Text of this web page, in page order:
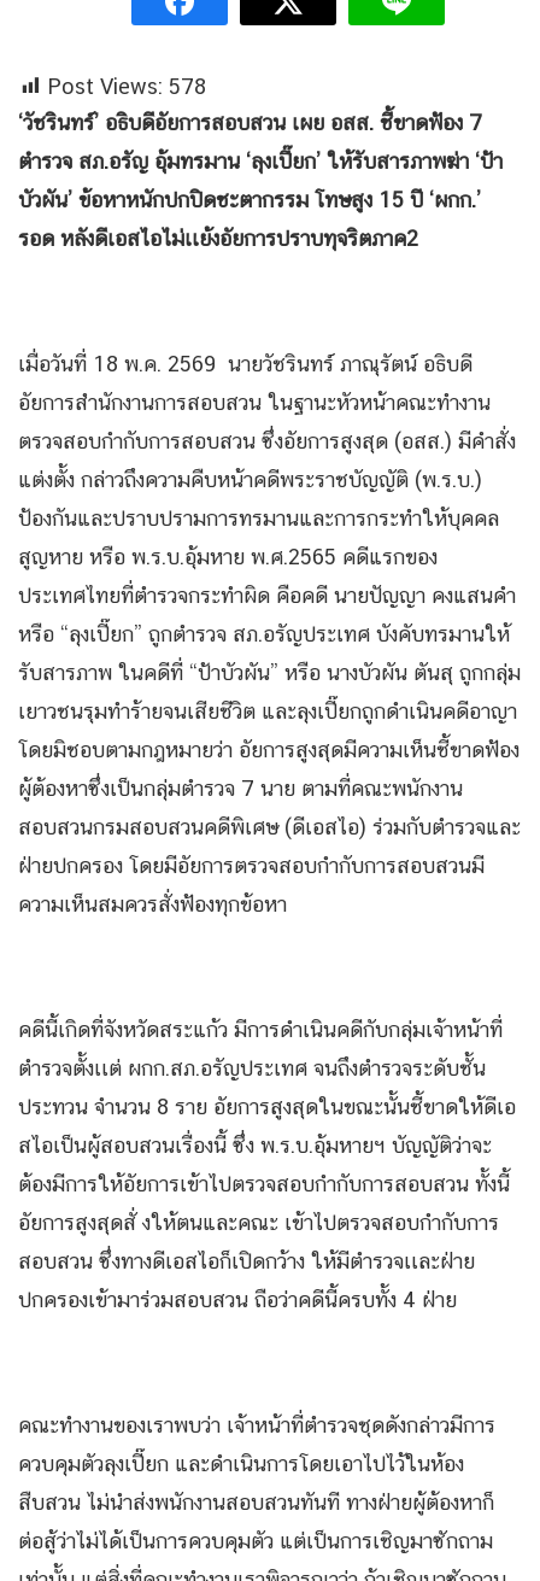
Post Views: 578
‘วัชรินทร์’ อธิบดีอัยการสอบสวน เผย อสส. ชี้ขาดฟ้อง 7
ตำรวจ สภ.อรัญ อุ้มทรมาน ‘ลุงเปี๊ยก’ ให้รับสารภาพฆ่า ‘ป้า
บัวผัน’ ข้อหาหนักปกปิดชะตากรรม โทษสูง 15 ปี ‘ผกก.’
รอด หลังดีเอสไอไม่เเย้งอัยการปราบทุจริตภาค2
เมื่อวันที่ 18 พ.ค. 2569 นายวัชรินทร์ ภาณุรัตน์ อธิบดี
อัยการสำนักงานการสอบสวน ในฐานะหัวหน้าคณะทำงาน
ตรวจสอบกำกับการสอบสวน ซึ่งอัยการสูงสุด (อสส.) มีคำสั่ง
แต่งตั้ง กล่าวถึงความคืบหน้าคดีพระราชบัญญัติ (พ.ร.บ.)
ป้องกันและปราบปรามการทรมานและการกระทำให้บุคคล
สูญหาย หรือ พ.ร.บ.อุ้มหาย พ.ศ.2565 คดีแรกของ
ประเทศไทยที่ตำรวจกระทำผิด คือคดี นายปัญญา คงแสนคำ
หรือ “ลุงเปี๊ยก” ถูกตำรวจ สภ.อรัญประเทศ บังคับทรมานให้
รับสารภาพ ในคดีที่ “ป้าบัวผัน” หรือ นางบัวผัน ตันสุ ถูกกลุ่ม
เยาวชนรุมทำร้ายจนเสียชีวิต และลุงเปี๊ยกถูกดำเนินคดีอาญา
โดยมิชอบตามกฎหมายว่า อัยการสูงสุดมีความเห็นชี้ขาดฟ้อง
ผู้ต้องหาซึ่งเป็นกลุ่มตำรวจ 7 นาย ตามที่คณะพนักงาน
สอบสวนกรมสอบสวนคดีพิเศษ (ดีเอสไอ) ร่วมกับตำรวจและ
ฝ่ายปกครอง โดยมีอัยการตรวจสอบกำกับการสอบสวนมี
ความเห็นสมควรสั่งฟ้องทุกข้อหา
คดีนี้เกิดที่จังหวัดสระแก้ว มีการดําเนินคดีกับกลุ่มเจ้าหน้าที่
ตํารวจตั้งเเต่ ผกก.สภ.อรัญประเทศ จนถึงตำรวจระดับชั้น
ประทวน จํานวน 8 ราย อัยการสูงสุดในขณะนั้นชี้ขาดให้ดีเอ
สไอเป็นผู้สอบสวนเรื่องนี้ ซึ่ง พ.ร.บ.อุ้มหายฯ บัญญัติว่าจะ
ต้องมีการให้อัยการเข้าไปตรวจสอบกํากับการสอบสวน ทั้งนี้
อัยการสูงสุดสั่ งให้ตนและคณะ เข้าไปตรวจสอบกํากับการ
สอบสวน ซึ่งทางดีเอสไอก็เปิดกว้าง ให้มีตํารวจเเละฝ่าย
ปกครองเข้ามาร่วมสอบสวน ถือว่าคดีนี้ครบทั้ง 4 ฝ่าย
คณะทำงานของเราพบว่า เจ้าหน้าที่ตํารวจชุดดังกล่าวมีการ
ควบคุมตัวลุงเปี๊ยก และดําเนินการโดยเอาไปไว้ในห้อง
สืบสวน ไม่นําส่งพนักงานสอบสวนทันที ทางฝ่ายผู้ต้องหาก็
ต่อสู้ว่าไม่ได้เป็นการควบคุมตัว แต่เป็นการเชิญมาซักถาม